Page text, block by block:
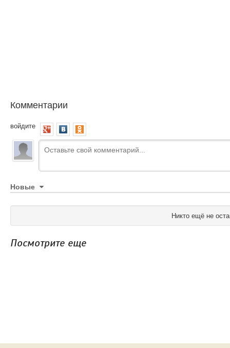
Комментарии
войдите
Новые
Никто ещё не
Посмотрите еще